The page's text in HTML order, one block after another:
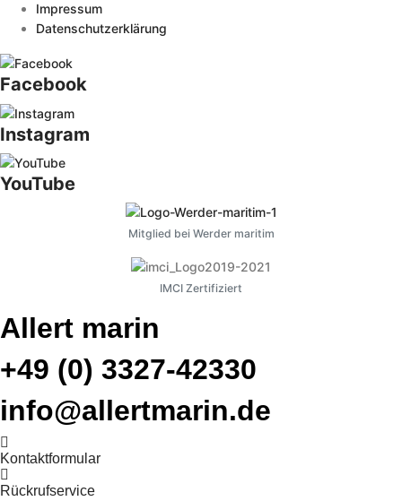
Impressum
Datenschutzerklärung
Facebook
Instagram
YouTube
Mitglied bei Werder maritim
IMCI Zertifiziert
Allert marin
+49 (0) 3327-42330
info@allertmarin.de
Kontaktformular
Rückrufservice